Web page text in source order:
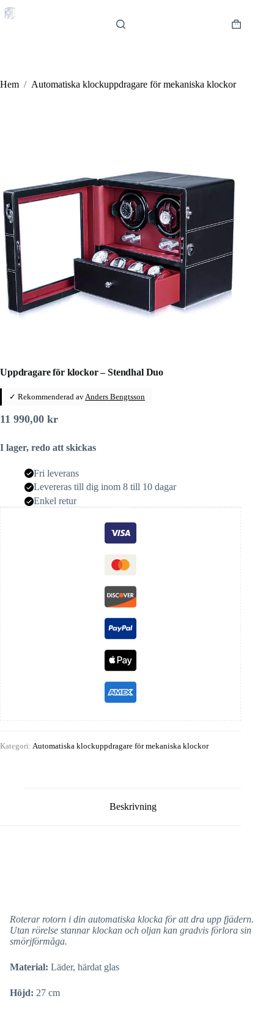
till
Varukorg
Hem / Automatiska klockuppdragare för mekaniska klockor
Uppdragare för klockor – Stendhal Duo
✓ Rekommenderad av Anders Bengtsson
11 990,00 kr
I lager, redo att skickas
Fri leverans
Levereras till dig inom 8 till 10 dagar
Enkel retur
Kategori: Automatiska klockuppdragare för mekaniska klockor
Beskrivning
Roterar rotorn i din automatiska klocka för att dra upp fjädern.
Utan rörelse stannar klockan och oljan kan gradvis förlora sin
smörjförmåga.
Material: Läder, härdat glas
Höjd: 27 cm